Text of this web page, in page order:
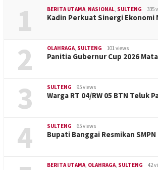
1 BERITA UTAMA, NASIONAL, SULTENG 335
Kadin Perkuat Sinergi
2 OLAHRAGA, SULTENG 101 views
Panitia Gubernur Cup 2026
3 SULTENG 95 views
Warga RT 04/RW 05 BTN Teluk
4 SULTENG 65 views
Bupati Banggai Resmikan
BERITA UTAMA, OLAHRAGA, SULTENG 42